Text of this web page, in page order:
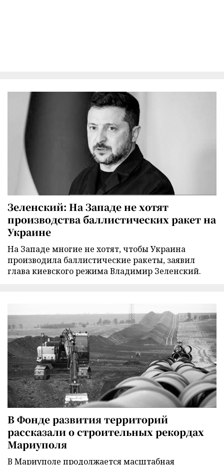
Зеленский: На Западе не хотят
производства баллистических ракет на
Украине
На Западе многие не хотят, чтобы Украина
производила баллистические ракеты, заявил
глава киевского режима Владимир Зеленский.
В Фонде развития территорий
рассказали о строительных рекордах
Мариуполя
В Мариуполе продолжается масштабная